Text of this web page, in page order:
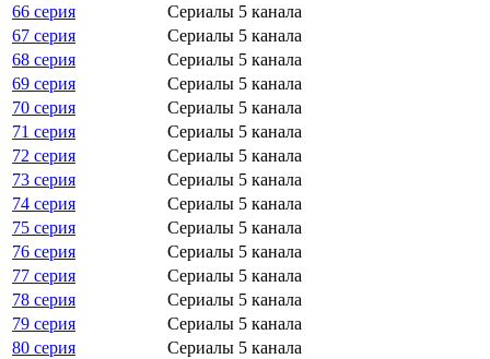
66 серия
Сериалы 5 канала
67 серия
Сериалы 5 канала
68 серия
Сериалы 5 канала
69 серия
Сериалы 5 канала
70 серия
Сериалы 5 канала
71 серия
Сериалы 5 канала
72 серия
Сериалы 5 канала
73 серия
Сериалы 5 канала
74 серия
Сериалы 5 канала
75 серия
Сериалы 5 канала
76 серия
Сериалы 5 канала
77 серия
Сериалы 5 канала
78 серия
Сериалы 5 канала
79 серия
Сериалы 5 канала
80 серия
Сериалы 5 канала